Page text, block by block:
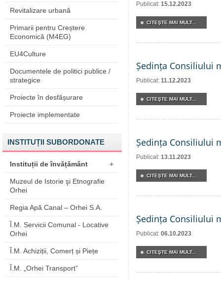
Revitalizare urbană
Primarii pentru Creștere
Economică (M4EG)
EU4Culture
Documentele de politici publice /
strategice
Proiecte în desfășurare
Proiecte implementate
INSTITUȚII SUBORDONATE
Instituții de învățământ +
Muzeul de Istorie şi Etnografie
Orhei
Regia Apă Canal – Orhei S.A.
Î.M. Servicii Comunal - Locative
Orhei
Î.M. Achiziții, Comerț și Piețe
Î.M. „Orhei Transport”
Publicat: 15.12.2023
CITEŞTE MAI MULT...
Ședința Consiliului
Publicat: 11.12.2023
CITEŞTE MAI MULT...
Ședința Consiliului
Publicat: 13.11.2023
CITEŞTE MAI MULT...
Ședința Consiliului
Publicat: 06.10.2023
CITEŞTE MAI MULT...